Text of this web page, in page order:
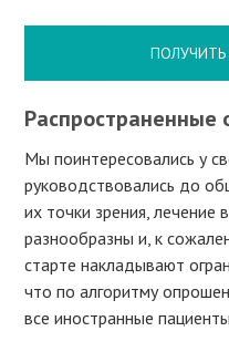
Распространенные
Мы поинтересовались у
руководствовались до
их точки зрения,
разнообразны и, к
старте накладывают
что по алгоритму
все иностранные